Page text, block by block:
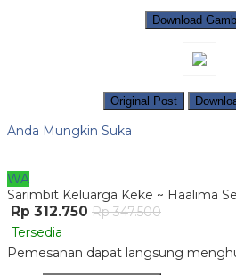
Download
Original Post
Anda Mungkin Suka
WA
Sarimbit Keluarga Keke ~ Haalima
Rp 312.750 Rp 347.500
Tersedia
Pemesanan dapat langsung